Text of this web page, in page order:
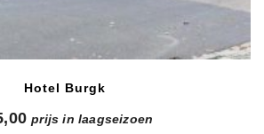
Hotel Burgk
prijs in laagseizoen